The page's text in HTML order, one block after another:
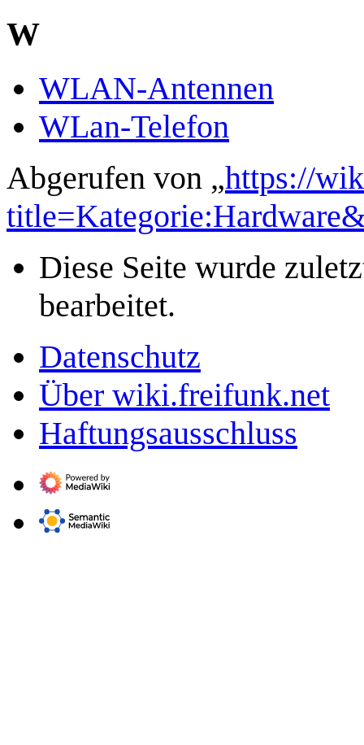
W
WLAN-Antennen
WLan-Telefon
Abgerufen von „https://
Diese Seite wurde
bearbeitet.
Datenschutz
Über wiki.freifunk.net
Haftungsausschluss